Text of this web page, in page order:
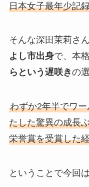
日本女子最年少記
そんな深田茉莉さ
よし市出身で、本
らという遅咲きの
わずか2年半でワ
たした驚異の成長
栄誉賞を受賞した
ということで今回は